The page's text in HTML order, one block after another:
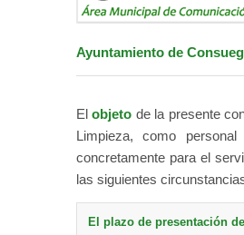
Ayuntamiento de
Elobjeto de la presente
Limpieza, como
concretamente para el
las siguientes
El plazo de presentación